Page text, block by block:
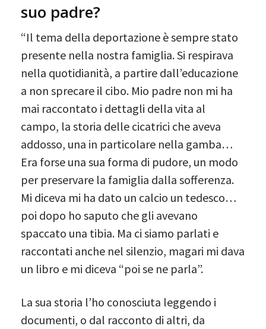
suo padre?
“Il tema della deportazione è sempre stato
presente nella nostra famiglia. Si respirava
nella quotidianità, a partire dall’educazione
a non sprecare il cibo. Mio padre non mi ha
mai raccontato i dettagli della vita al
campo, la storia delle cicatrici che aveva
addosso, una in particolare nella gamba…
Era forse una sua forma di pudore, un modo
per preservare la famiglia dalla sofferenza.
Mi diceva mi ha dato un calcio un tedesco…
poi dopo ho saputo che gli avevano
spaccato una tibia. Ma ci siamo parlati e
raccontati anche nel silenzio, magari mi dava
un libro e mi diceva “poi se ne parla”.
La sua storia l’ho conosciuta leggendo i
documenti, o dal racconto di altri, da